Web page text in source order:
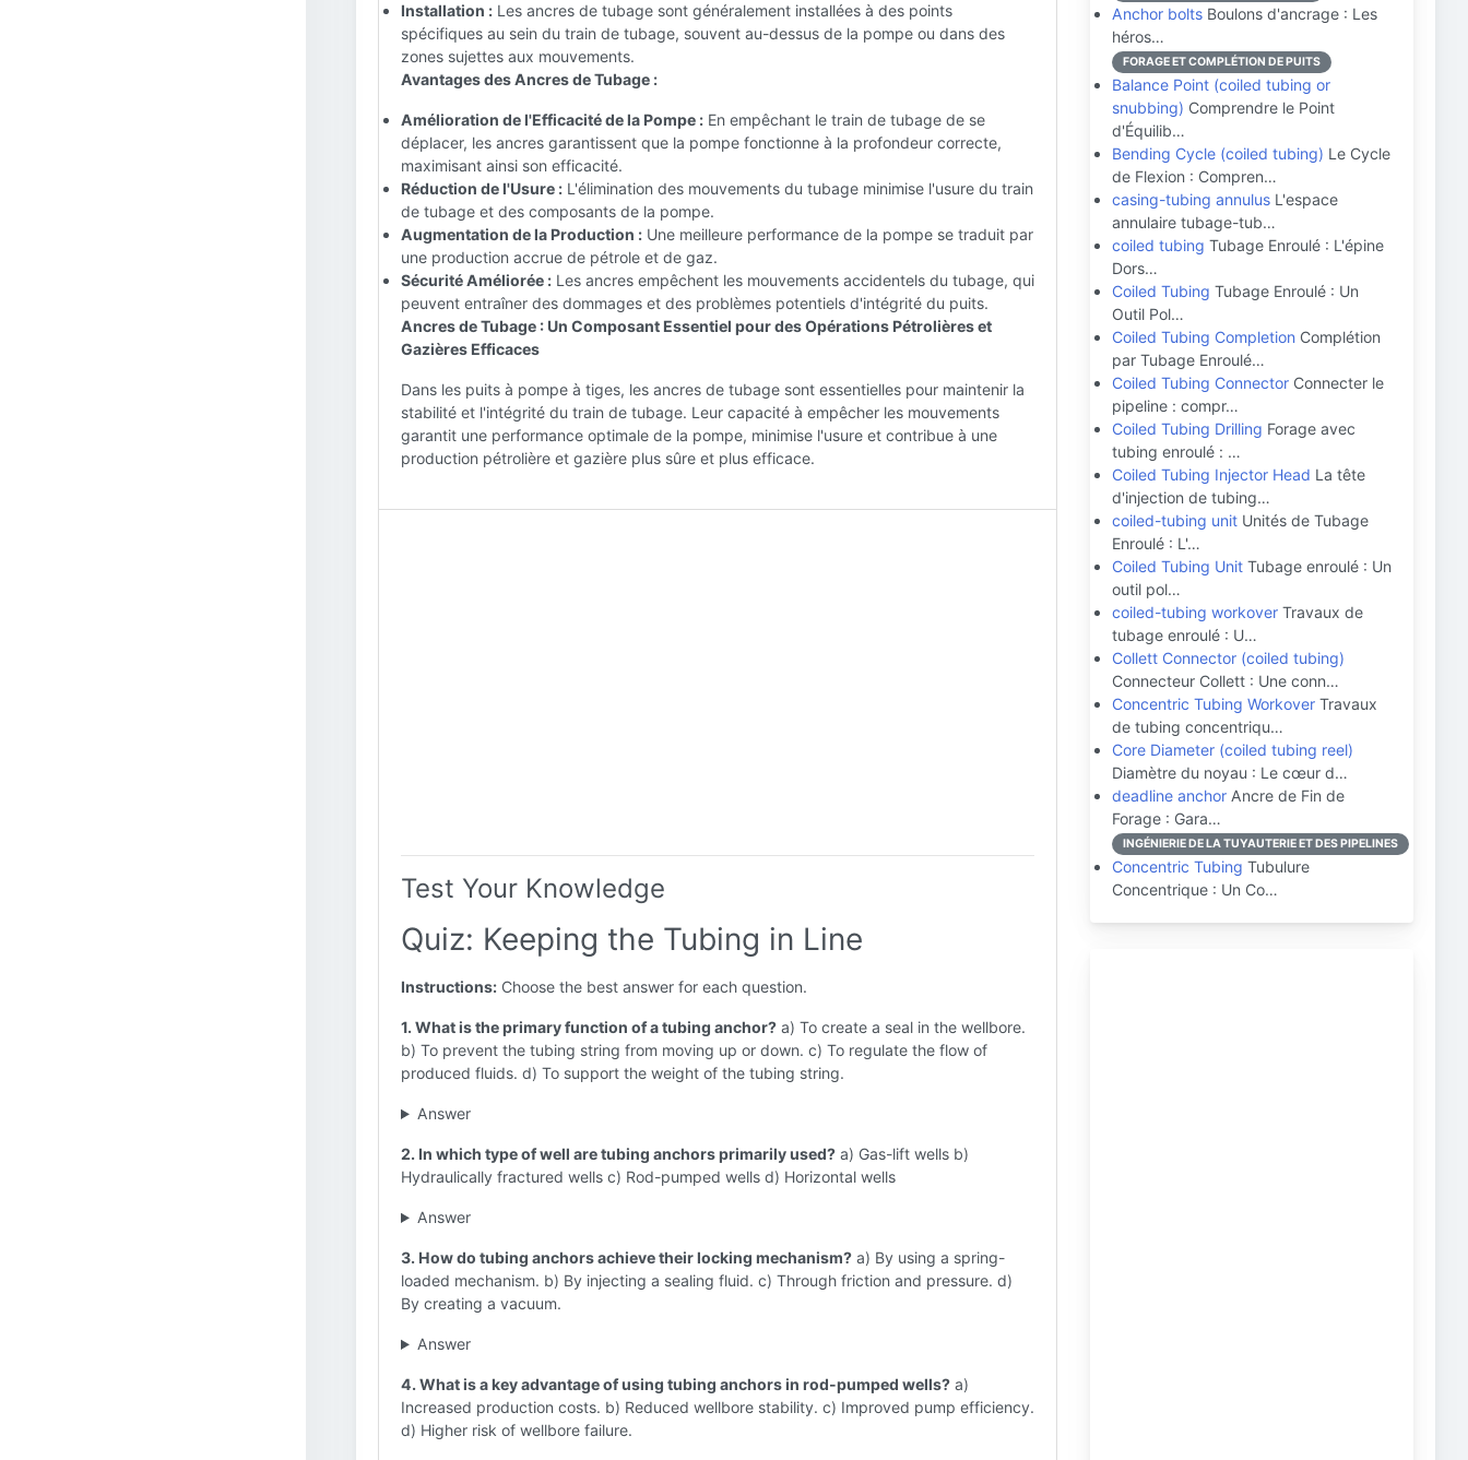
Installation : Les ancres de tubage sont généralement installées à des points
spécifiques au sein du train de tubage, souvent au-dessus de la pompe ou dans des
zones sujettes aux mouvements.
Avantages des Ancres de Tubage :
Amélioration de l'Efficacité de la Pompe : En empêchant le train de tubage de se
déplacer, les ancres garantissent que la pompe fonctionne à la profondeur correcte,
maximisant ainsi son efficacité.
Réduction de l'Usure : L'élimination des mouvements du tubage minimise l'usure du train
de tubage et des composants de la pompe.
Augmentation de la Production : Une meilleure performance de la pompe se traduit par
une production accrue de pétrole et de gaz.
Sécurité Améliorée : Les ancres empêchent les mouvements accidentels du tubage, qui
peuvent entraîner des dommages et des problèmes potentiels d'intégrité du puits.
Ancres de Tubage : Un Composant Essentiel pour des Opérations Pétrolières et
Gazières Efficaces
Dans les puits à pompe à tiges, les ancres de tubage sont essentielles pour maintenir la
stabilité et l'intégrité du train de tubage. Leur capacité à empêcher les mouvements
garantit une performance optimale de la pompe, minimise l'usure et contribue à une
production pétrolière et gazière plus sûre et plus efficace.
Test Your Knowledge
Quiz: Keeping the Tubing in Line
Instructions: Choose the best answer for each question.
1. What is the primary function of a tubing anchor? a) To create a seal in the wellbore.
b) To prevent the tubing string from moving up or down. c) To regulate the flow of
produced fluids. d) To support the weight of the tubing string.
Answer
2. In which type of well are tubing anchors primarily used? a) Gas-lift wells b)
Hydraulically fractured wells c) Rod-pumped wells d) Horizontal wells
Answer
3. How do tubing anchors achieve their locking mechanism? a) By using a spring-
loaded mechanism. b) By injecting a sealing fluid. c) Through friction and pressure. d)
By creating a vacuum.
Answer
4. What is a key advantage of using tubing anchors in rod-pumped wells? a)
Increased production costs. b) Reduced wellbore stability. c) Improved pump efficiency.
d) Higher risk of wellbore failure.
Anchor bolts Boulons d'ancrage : Les
héros…
FORAGE ET COMPLÉTION DE PUITS
Balance Point (coiled tubing or
snubbing) Comprendre le Point
d'Équilib…
Bending Cycle (coiled tubing) Le Cycle
de Flexion : Compren…
casing-tubing annulus L'espace
annulaire tubage-tub…
coiled tubing Tubage Enroulé : L'épine
Dors…
Coiled Tubing Tubage Enroulé : Un
Outil Pol…
Coiled Tubing Completion Complétion
par Tubage Enroulé…
Coiled Tubing Connector Connecter le
pipeline : compr…
Coiled Tubing Drilling Forage avec
tubing enroulé : …
Coiled Tubing Injector Head La tête
d'injection de tubing…
coiled-tubing unit Unités de Tubage
Enroulé : L'…
Coiled Tubing Unit Tubage enroulé : Un
outil pol…
coiled-tubing workover Travaux de
tubage enroulé : U…
Collett Connector (coiled tubing)
Connecteur Collett : Une conn…
Concentric Tubing Workover Travaux
de tubing concentriqu…
Core Diameter (coiled tubing reel)
Diamètre du noyau : Le cœur d…
deadline anchor Ancre de Fin de
Forage : Gara…
INGÉNIERIE DE LA TUYAUTERIE ET DES PIPELINES
Concentric Tubing Tubulure
Concentrique : Un Co…